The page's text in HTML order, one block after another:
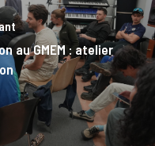
au GMEM : atelier